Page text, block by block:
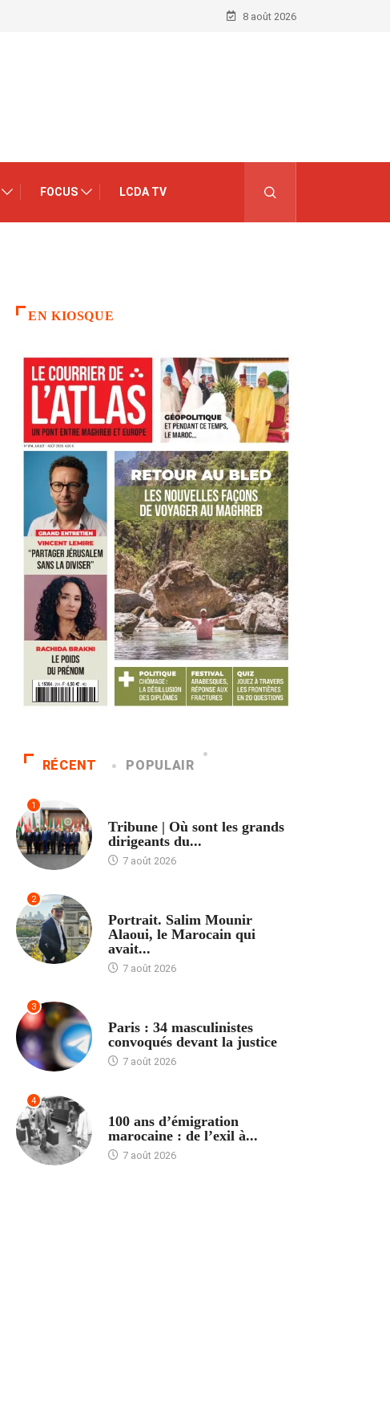
8 août 2026
FOCUS LCDA TV
EN KIOSQUE
RÉCENT POPULAIR
1
Tribune | Où sont les grands
dirigeants du...
7 août 2026
2
Portrait. Salim Mounir
Alaoui, le Marocain qui
avait...
7 août 2026
3
Paris : 34 masculinistes
convoqués devant la justice
7 août 2026
4
100 ans d’émigration
marocaine : de l’exil à...
7 août 2026